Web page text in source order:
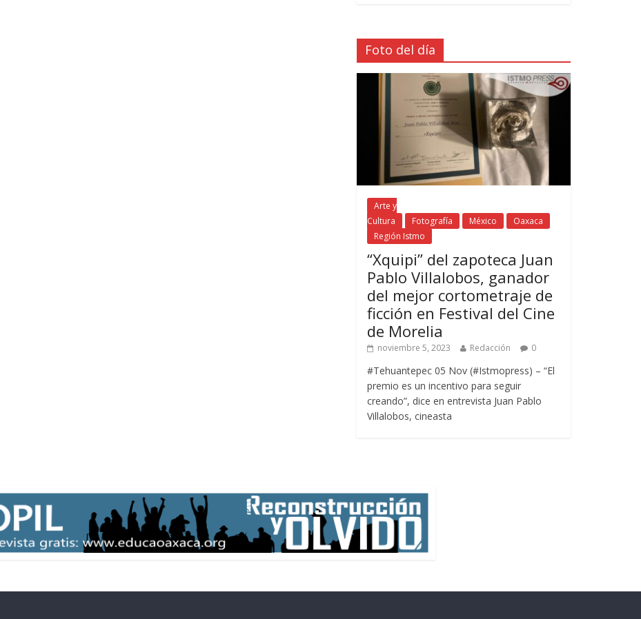
Foto del día
Arte y
Cultura
Fotografía México
Oaxaca
Región Istmo
“Xquipi” del zapoteca Juan
Pablo Villalobos, ganador
del mejor cortometraje de
ficción en Festival del Cine
de Morelia
noviembre 5, 2023 Redacción 0
#Tehuantepec 05 Nov (#Istmopress) – “El
premio es un incentivo para seguir
creando”, dice en entrevista Juan Pablo
Villalobos, cineasta